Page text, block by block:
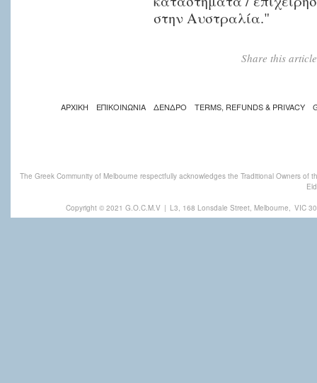
στην Αυστραλία."
Share this
ΑΡΧΙΚΗ ΕΠΙΚΟΙΝΩΝΙΑ ΔΕΝΔΡΟ TERMS, REFUNDS & PRIVACY
The Greek Community of Melbourne respectfully acknowledges the Traditional Owners
Copyright © 2021 G.O.C.M.V | L3, 168 Lonsdale Street, Melbourne, VIC